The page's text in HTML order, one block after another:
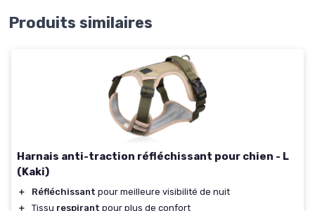
Produits similaires
Harnais anti-traction réfléchissant pour chien - L
(Kaki)
＋ Réfléchissant pour meilleure visibilité de nuit
＋
Tissu respirant pour plus de confort